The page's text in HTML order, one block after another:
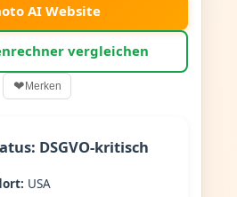
AI Website
vergleichen
❤Merken
DSGVO-kritisch
USA